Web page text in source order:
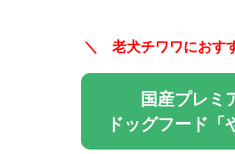
＼ 老犬チワワにおす
国産プレミ
ドッグフード「